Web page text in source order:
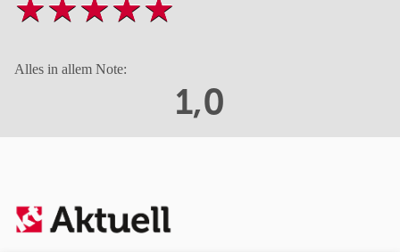
Alles in allem Note:
1,0